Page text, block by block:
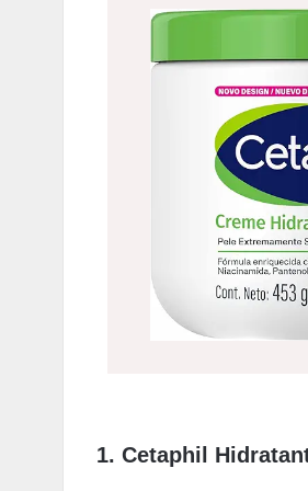
1. Cetaphil